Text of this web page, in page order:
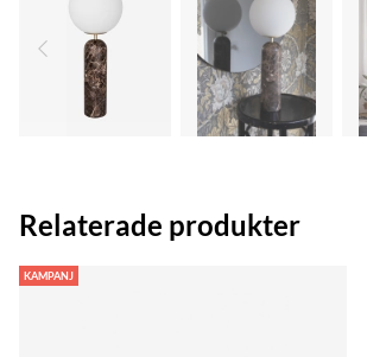
Relaterade produkter
KAMPANJ